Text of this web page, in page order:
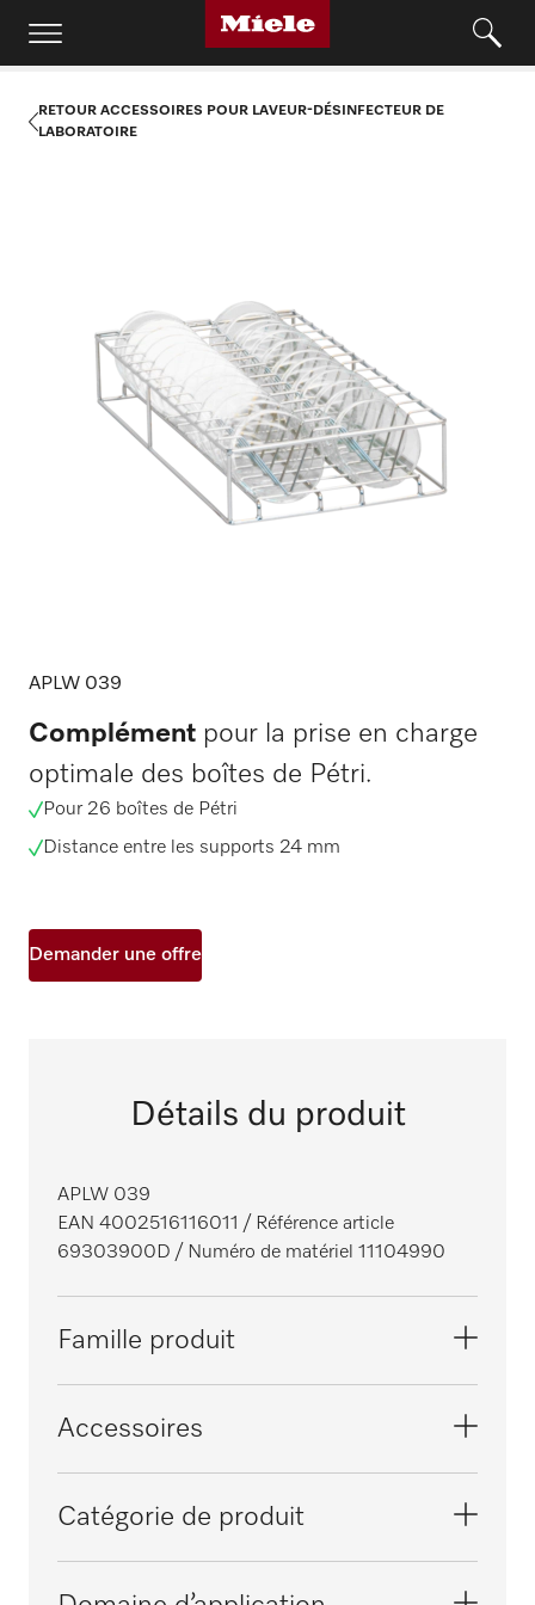
RETOUR ACCESSOIRES POUR LAVEUR-DÉSINFECTEUR DE
LABORATOIRE
APLW 039
Complément pour la prise en charge
optimale des boîtes de Pétri.
Pour 26 boîtes de Pétri
Distance entre les supports 24 mm
Demander une offre
Détails du produit
APLW 039
EAN 4002516116011 / Référence article
69303900D / Numéro de matériel 11104990
Famille produit
laboratoire
Accessoires
PLW 6011
Catégorie de produit
Complément/module pour les boîtes de